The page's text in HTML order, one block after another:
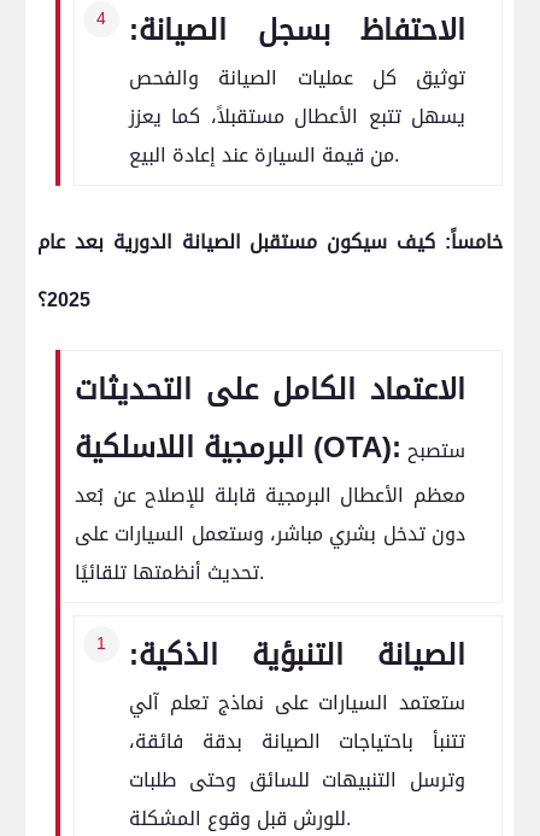
الاحتفاظ بسجل الصيانة:
توثيق كل عمليات الصيانة والفحص
يسهل تتبع الأعطال مستقبلاً، كما يعزز
من قيمة السيارة عند إعادة البيع.
خامساً: كيف سيكون مستقبل الصيانة الدورية بعد عام
2025؟
الاعتماد الكامل على التحديثات
البرمجية اللاسلكية (OTA):
معظم الأعطال البرمجية قابلة للإصلاح عن بُعد
دون تدخل بشري مباشر، وستعمل السيارات على
تحديث أنظمتها تلقائيًا.
الصيانة التنبؤية الذكية:
ستعتمد السيارات على نماذج تعلم آلي
تتنبأ باحتياجات الصيانة بدقة فائقة،
وترسل التنبيهات للسائق وحتى طلبات
للورش قبل وقوع المشكلة.